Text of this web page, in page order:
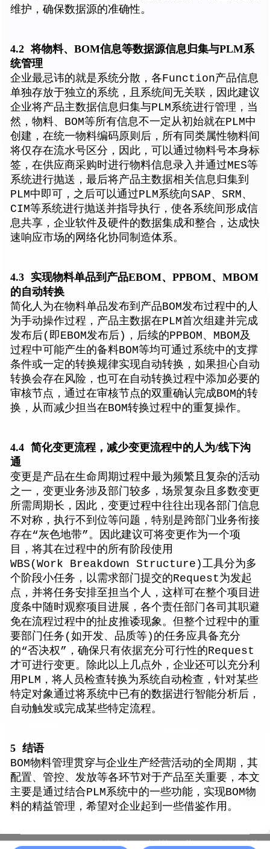
维护，确保数据源的准确性。
4.2 将物料、BOM信息等数据源信息归集与PLM系
统管理
企业最忌讳的就是系统分散，各Function产品信息
单独存放于独立的系统，且系统间无关联，因此建议
企业将产品主数据信息归集与PLM系统进行管理，当
然，物料、BOM等所有信息不一定从初始就在PLM中
创建，在统一物料编码原则后，所有同类属性物料间
将仅存在流水号区分，因此，可以通过物料号本身标
签，在供应商采购时进行物料信息录入并通过MES等
系统进行抛送，最后将产品主数据相关信息归集到
PLM中即可，之后可以通过PLM系统向SAP、SRM、
CIM等系统进行抛送并指导执行，使各系统间形成信
息共享，企业软件及硬件的数据集成和整合，达成快
速响应市场的网络化协同制造体系。
4.3 实现物料单品到产品EBOM、PPBOM、MBOM
的自动转换
简化人为在物料单品发布到产品BOM发布过程中的人
为手动操作过程，产品主数据在PLM首次组建并完成
发布后(即EBOM发布后)，后续的PPBOM、MBOM及
过程中可能产生的备料BOM等均可通过系统中的支撑
条件或一定的转换规律实现自动转换，如果担心自动
转换会存在风险，也可在自动转换过程中添加必要的
审核节点，通过在审核节点的双重确认完成BOM的转
换，从而减少担当在BOM转换过程中的重复操作。
4.4 简化变更流程，减少变更流程中的人为/线下沟
通
变更是产品在生命周期过程中最为频繁且复杂的活动
之一，变更业务涉及部门较多，场景复杂且多数变更
所需周期长，因此，变更过程中往往出现各部门信息
不对称，执行不到位等问题，特别是跨部门业务衔接
存在“灰色地带”。因此建议可将变更作为一个项
目，将其在过程中的所有阶段使用
WBS(Work Breakdown Structure)工具分为多
个阶段小任务，以需求部门提交的Request为发起
点，并将任务安排至担当个人，这样可在整个项目进
度条中随时观察项目进展，各个责任部门各司其职避
免在流程过程中的扯皮推诿现象。但整个过程中的重
要部门任务(如开发、品质等)的任务应具备充分
的“否决权”，确保只有依据充分可行性的Request
才可进行变更。除此以上几点外，企业还可以充分利
用PLM，将人员检查转换为系统自动检查，针对某些
特定对象通过将系统中已有的数据进行智能分析后，
自动触发或完成某些特定流程。
5 结语
BOM物料管理贯穿与企业生产经营活动的全周期，其
配置、管控、发放等各环节对于产品至关重要，本文
主要是通过结合PLM系统中的一些功能，实现BOM物
料的精益管理，希望对企业起到一些借鉴作用。
苏ICP备19037339号-10 | 版权所有：一半科技（江苏）有限公司 友情链